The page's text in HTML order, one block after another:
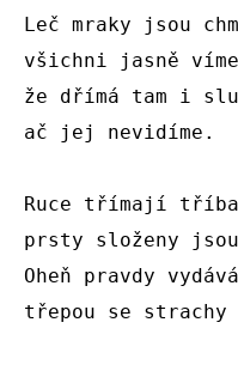
Leč mraky jsou
všichni jasně
že dřímá tam i
ač jej nevidíme.
Ruce třímají
prsty složeny
Oheň pravdy
třepou se strachy